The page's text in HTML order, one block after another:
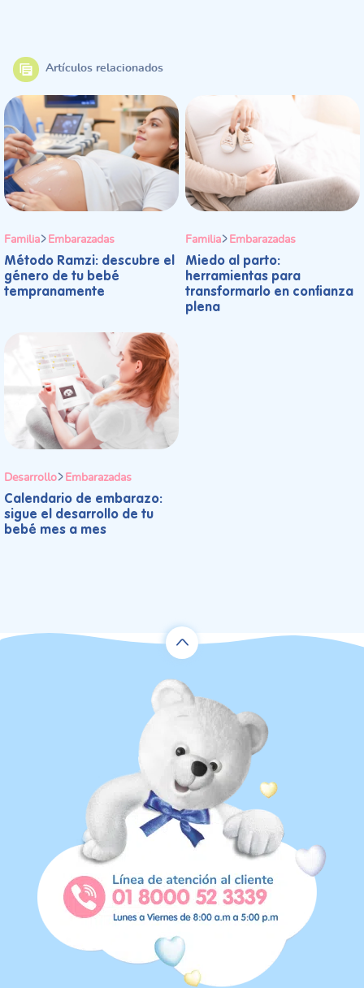
Artículos relacionados
Familia Embarazadas
Método Ramzi: descubre el
género de tu bebé
tempranamente
Familia Embarazadas
Miedo al parto:
herramientas para
transformarlo en confianza
plena
Desarrollo Embarazadas
Calendario de embarazo:
sigue el desarrollo de tu
bebé mes a mes